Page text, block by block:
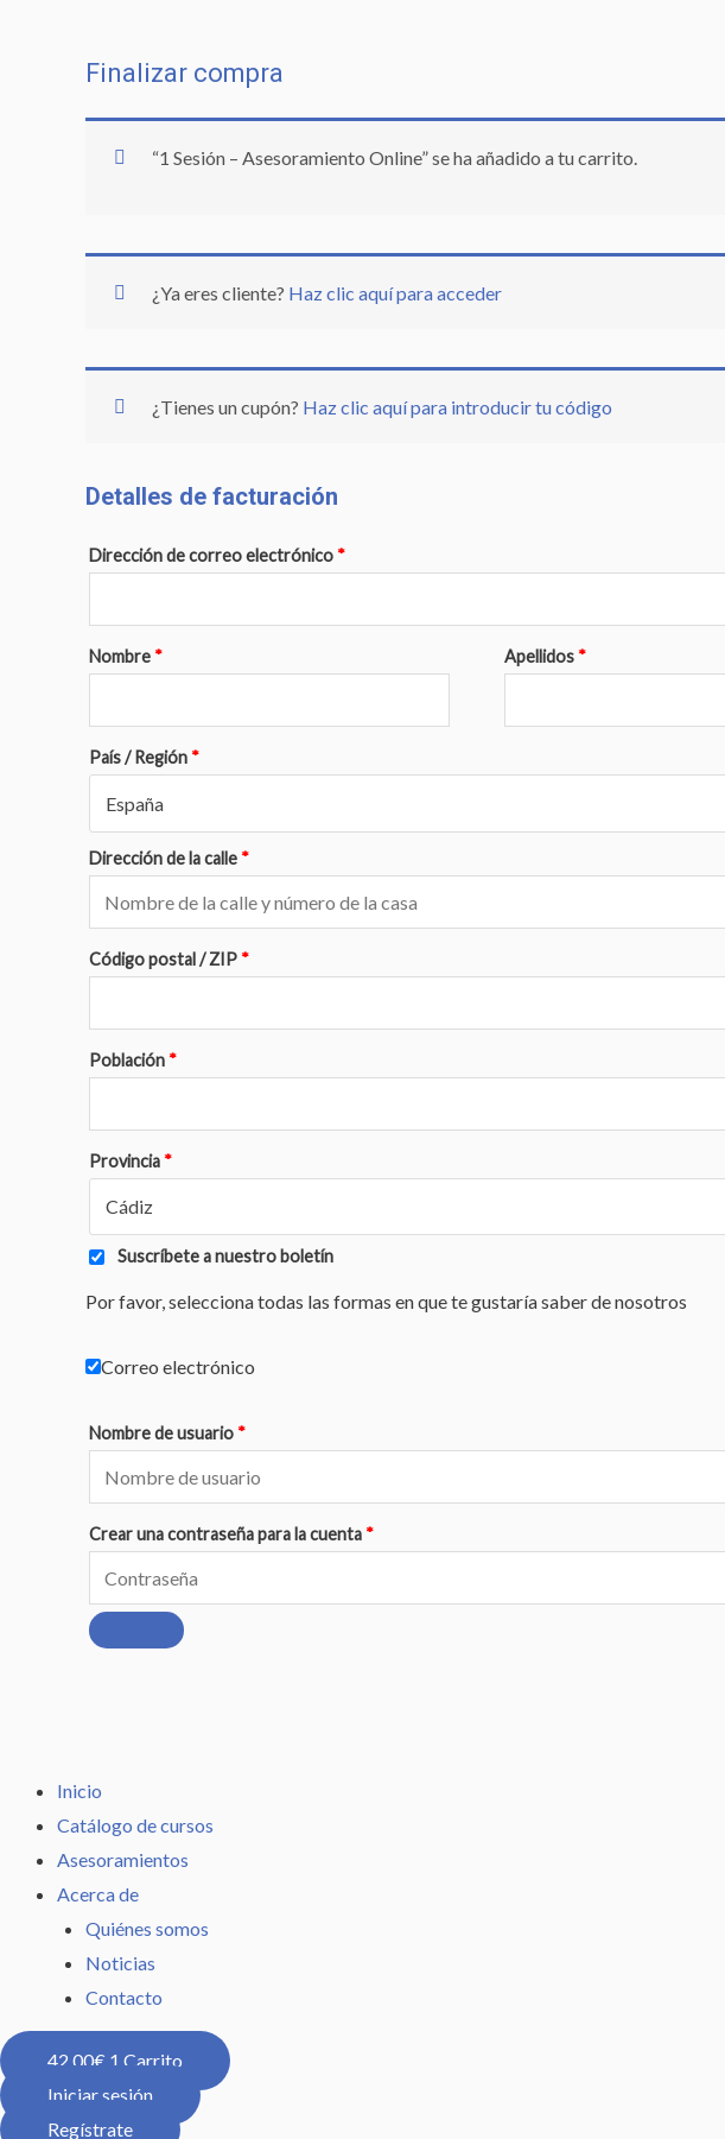
Finalizar compra
“1 Sesión – Asesoramiento Online” se ha añadido a tu carrito.
¿Ya eres cliente? Haz clic aquí para acceder
¿Tienes un cupón? Haz clic aquí para introducir tu código
Detalles de facturación
Dirección de correo electrónico *
Nombre * Apellidos *
País / Región *
España
Dirección de la calle *
Código postal / ZIP *
Población *
Provincia *
Cádiz
Suscríbete a nuestro boletín
Por favor, selecciona todas las formas en que te gustaría saber de nosotros
Correo electrónico
Nombre de usuario *
Crear una contraseña para la cuenta *
Inicio
Catálogo de cursos
Asesoramientos
Acerca de
Quiénes somos
Noticias
Contacto
42,00€ 1 Carrito
Iniciar sesión
Regístrate